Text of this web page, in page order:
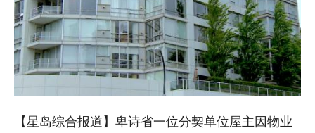
【星岛综合报道】卑诗省一位分契单位屋主因物业